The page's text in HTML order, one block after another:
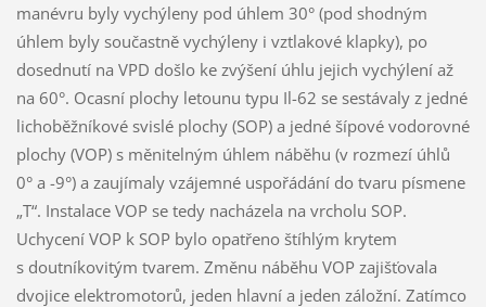
manévru byly vychýleny pod úhlem 30° (pod shodným
úhlem byly součastně vychýleny i vztlakové klapky), po
dosednutí na VPD došlo ke zvýšení úhlu jejich vychýlení až
na 60°. Ocasní plochy letounu typu Il-62 se sestávaly z jedné
lichoběžníkové svislé plochy (SOP) a jedné šípové vodorovné
plochy (VOP) s měnitelným úhlem náběhu (v rozmezí úhlů
0° a -9°) a zaujímaly vzájemné uspořádání do tvaru písmene
„T“. Instalace VOP se tedy nacházela na vrcholu SOP.
Uchycení VOP k SOP bylo opatřeno štíhlým krytem
s doutníkovitým tvarem. Změnu náběhu VOP zajišťovala
dvojice elektromotorů, jeden hlavní a jeden záložní. Zatímco